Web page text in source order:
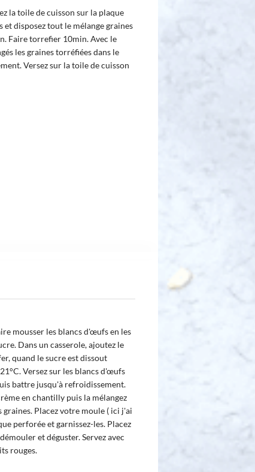
la toile de cuisson sur la plaque
et disposez tout le mélange graines
Faire torrefier 10min. Avec le
les graines torréfiées dans le
Versez sur la toile de cuisson
mousser les blancs d'œufs en les
Dans un casserole, ajoutez le
quand le sucre est dissout
Versez sur les blancs d'œufs
battre jusqu'à refroidissement.
en chantilly puis la mélangez
Placez votre moule ( ici j'ai
perforée et garnissez-les. Placez
et déguster. Servez avec
rouges.